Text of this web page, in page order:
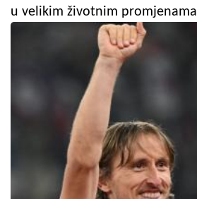
u velikim životnim promjenama